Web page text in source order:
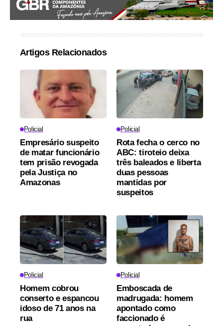
Artigos Relacionados
Policial
Empresário suspeito
de matar funcionário
tem prisão revogada
pela Justiça no
Amazonas
Policial
Rota fecha o cerco no
ABC: tiroteio deixa
três baleados e liberta
duas pessoas
mantidas por
suspeitos
Policial
Homem cobrou
conserto e espancou
idoso de 71 anos na
rua
Policial
Emboscada de
madrugada: homem
apontado como
faccionado é